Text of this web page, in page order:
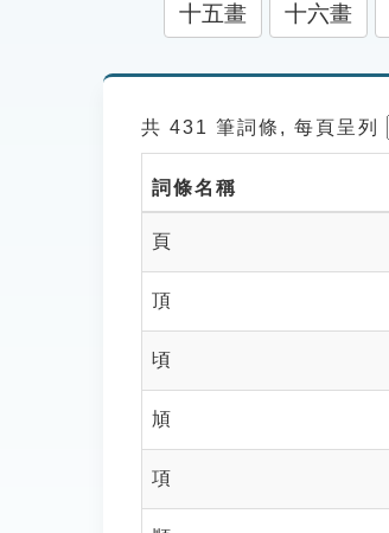
十五畫 十六畫
共 431 筆詞條, 每頁呈列
詞條名稱
頁
頂
頃
頄
項